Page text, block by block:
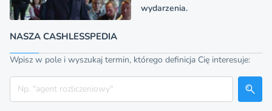
wydarzenia.
NASZA CASHLESSPEDIA
Wpisz w pole i wyszukaj termin, którego definicja Cię interesuje:
Szukaj